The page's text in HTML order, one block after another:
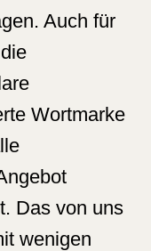
Auch für
Wortmarke
Das von uns
wenigen